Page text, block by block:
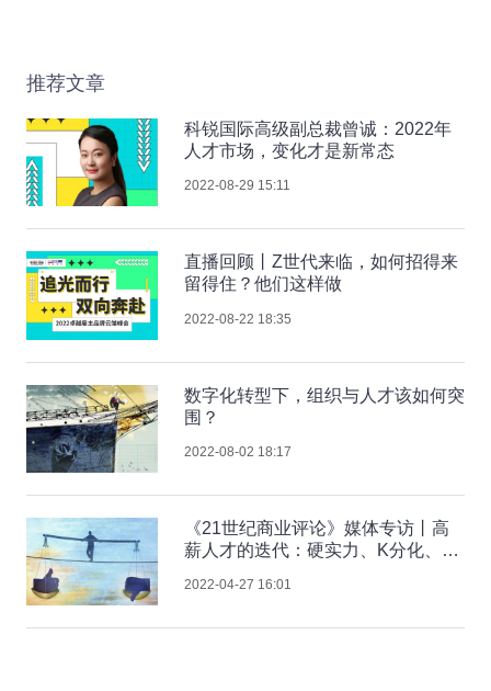
推荐文章
科锐国际高级副总裁曾诚：2022年
人才市场，变化才是新常态
2022-08-29 15:11
直播回顾丨Z世代来临，如何招得来
留得住？他们这样做
2022-08-22 18:35
数字化转型下，组织与人才该如何突
围？
2022-08-02 18:17
《21世纪商业评论》媒体专访丨高
薪人才的迭代：硬实力、K分化、跨
2022-04-27 16:01